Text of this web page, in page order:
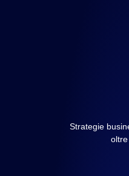
Strategie
oltre